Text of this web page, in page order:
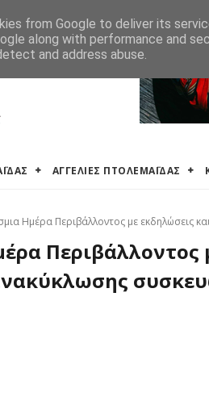
ΑΓΓΕΛΙΕΣ ΠΤΟΛΕΜΑΪΔΑΣ
Ημέρα Περιβάλλοντος με εκδηλώσεις
Περιβάλλοντος
from Google to deliver its
along with performance and
and address abuse.